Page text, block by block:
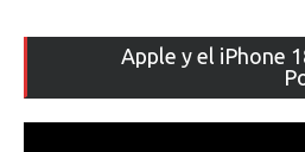
Apple y el iPhone